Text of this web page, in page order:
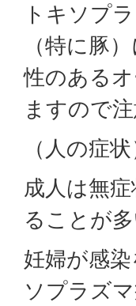
トキソプ
（特に豚
性のある
ますので
（人の症状
成人は無
ることが
妊婦が感
ソプラズ